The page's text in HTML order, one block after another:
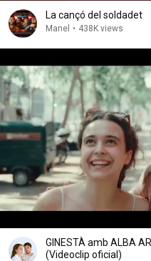
La cançó del soldadet
Manel • 438K views
GINESTÀ amb ALBA
(Videoclip oficial)